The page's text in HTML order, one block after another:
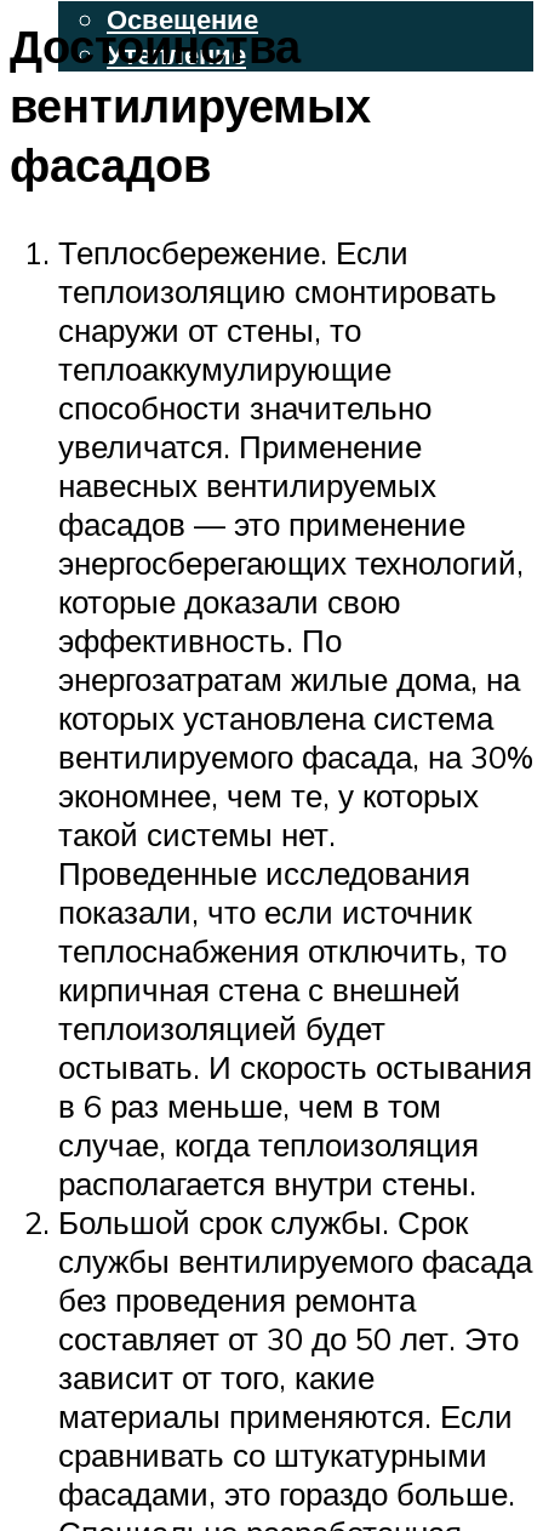
Освещение
Утепление
ДЕКОР
МЕНЮ
Достоинства
вентилируемых
фасадов
Теплосбережение. Если
теплоизоляцию смонтировать
снаружи от стены, то
теплоаккумулирующие
способности значительно
увеличатся. Применение
навесных вентилируемых
фасадов — это применение
энергосберегающих технологий,
которые доказали свою
эффективность. По
энергозатратам жилые дома, на
которых установлена система
вентилируемого фасада, на 30%
экономнее, чем те, у которых
такой системы нет.
Проведенные исследования
показали, что если источник
теплоснабжения отключить, то
кирпичная стена с внешней
теплоизоляцией будет
остывать. И скорость остывания
в 6 раз меньше, чем в том
случае, когда теплоизоляция
располагается внутри стены.
Большой срок службы. Срок
службы вентилируемого фасада
без проведения ремонта
составляет от 30 до 50 лет. Это
зависит от того, какие
материалы применяются. Если
сравнивать со штукатурными
фасадами, это гораздо больше.